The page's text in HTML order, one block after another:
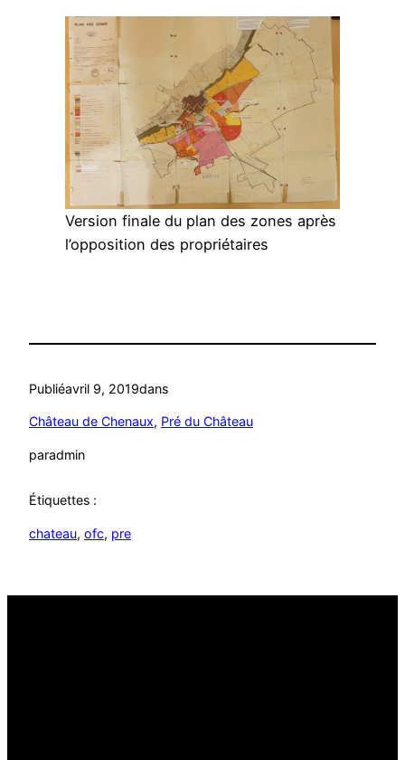
Version finale du plan des zones après
l’opposition des propriétaires
Publiéavril 9, 2019dans
Château de Chenaux, Pré du Château
paradmin
Étiquettes :
chateau, ofc, pre